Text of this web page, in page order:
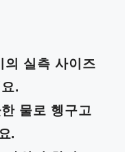
의 실측 사이즈
.
물로 헹구고
.